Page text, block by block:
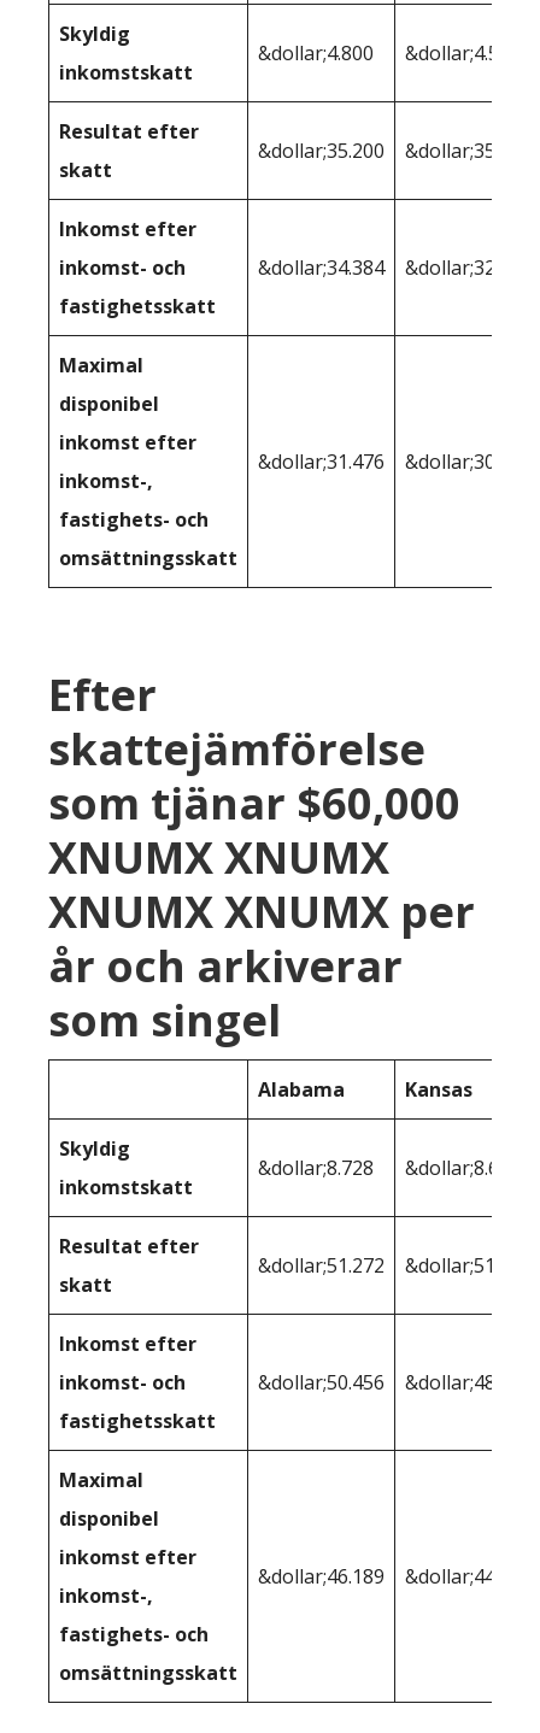
Skyldig
inkomstskatt
&dollar;4.800 &dollar;4.535
Resultat efter
skatt
&dollar;35.200 &dollar;35.465
Inkomst efter
inkomst- och
fastighetsskatt
&dollar;34.384 &dollar;32.979
Maximal
disponibel
inkomst efter
inkomst-,
fastighets- och
omsättningsskatt
&dollar;31.476 &dollar;30.340
Efter
skattejämförelse
som tjänar $60,000
XNUMX XNUMX
XNUMX XNUMX per
år och arkiverar
som singel
Alabama Kansas
Skyldig
inkomstskatt
&dollar;8.728 &dollar;8.603
Resultat efter
skatt
&dollar;51.272 &dollar;51.397
Inkomst efter
inkomst- och
fastighetsskatt
&dollar;50.456 &dollar;48.911
Maximal
disponibel
inkomst efter
inkomst-,
fastighets- och
omsättningsskatt
&dollar;46.189 &dollar;44.997